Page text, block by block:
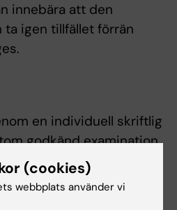
innebära att den
igen tillfället förrän
en individuell skriftlig
godkänd examination
uppgifter samt
seminarier för
(cookies)
webbplats använder vi